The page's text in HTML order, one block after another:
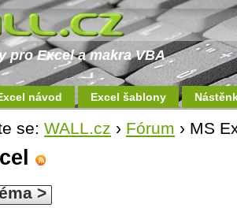
pro Excel a makra VBA
návod Excel šablony
se: WALL.cz › Fórum › MS
>